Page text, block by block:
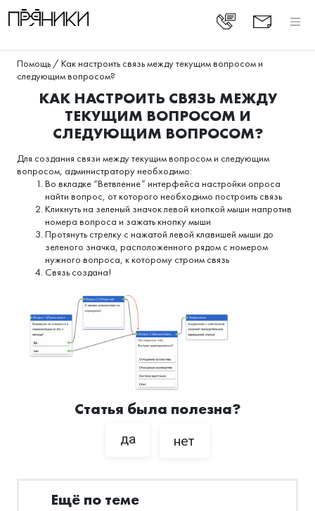
Помощь / Как настроить связь между текущим вопросом и
следующим вопросом?
КАК НАСТРОИТЬ СВЯЗЬ МЕЖДУ
ТЕКУЩИМ ВОПРОСОМ И
СЛЕДУЮЩИМ ВОПРОСОМ?
Для создания связи между текущим вопросом и следующим
вопросом, администратору необходимо:
Во вкладке “Ветвление” интерфейса настройки опроса
найти вопрос, от которого необходимо построить связь
Кликнуть на зеленый значок левой кнопкой мыши напротив
номера вопроса и зажать кнопку мыши
Протянуть стрелку с нажатой левой клавишей мыши до
зеленого значка, расположенного рядом с номером
нужного вопроса, к которому строим связь
Связь создана!
Статья была полезна?
да нет
Ещё по теме